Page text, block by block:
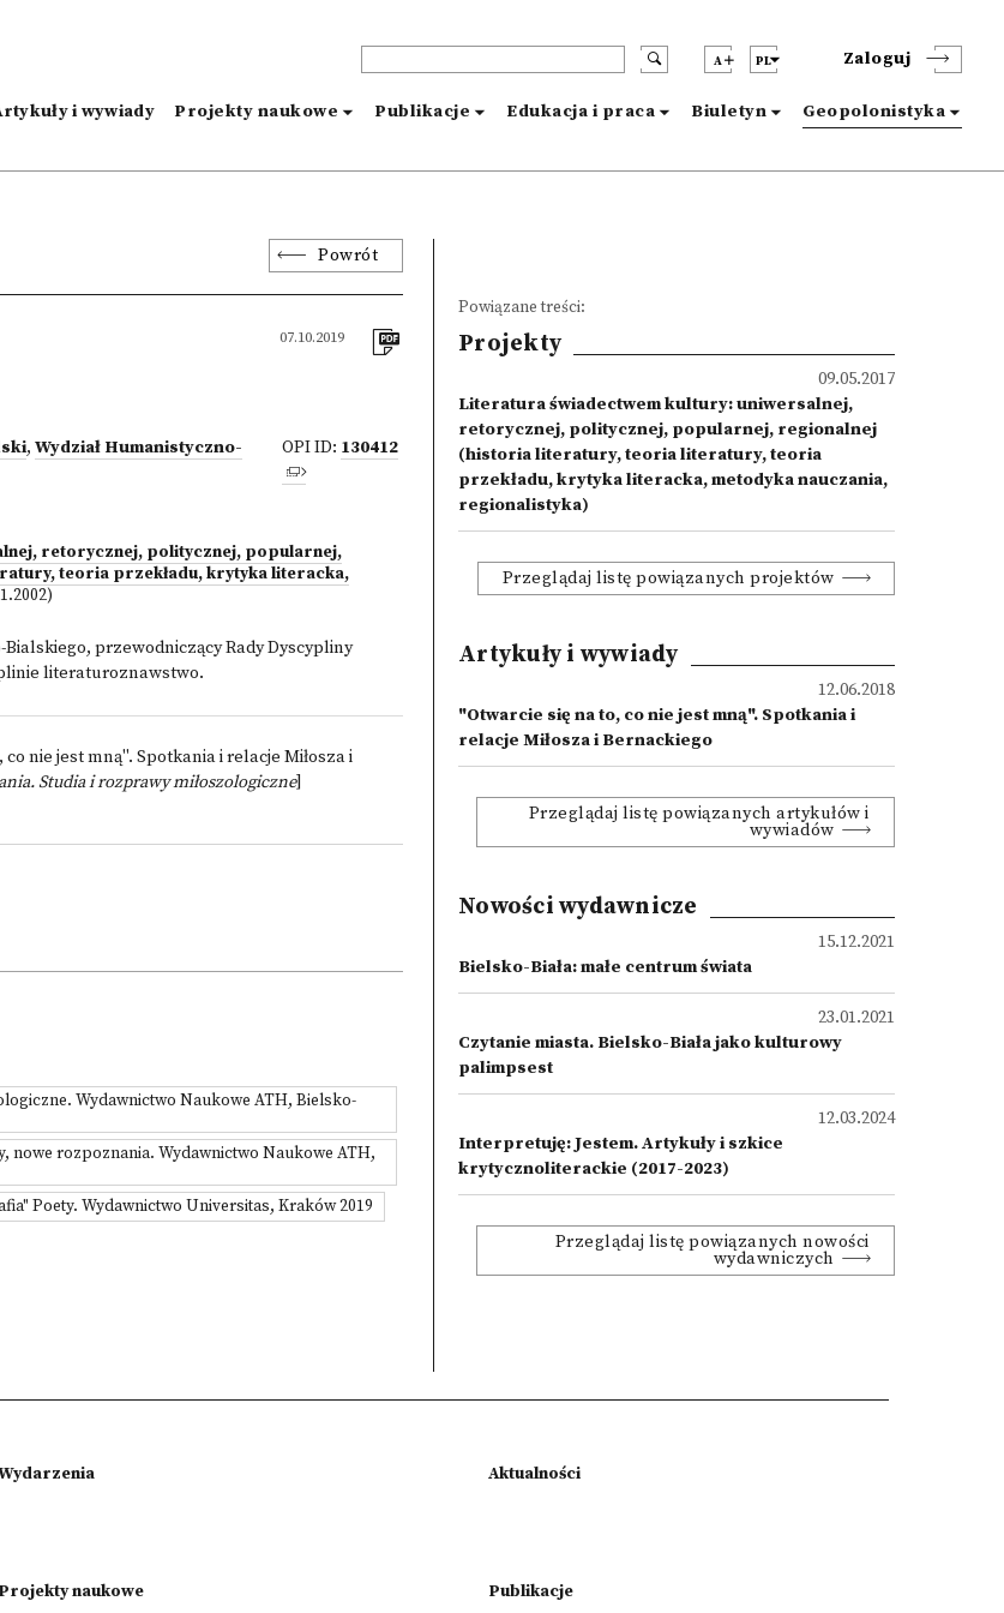
A PL Zaloguj
i wywiady Projekty naukowe Publikacje Edukacja i praca Biuletyn Geopolonistyka
Powrót
07.10.2019
, Wydział Humanistyczno-
OPI ID: 130412
retorycznej, politycznej, popularnej,
teoria przekładu, krytyka literacka,
przewodniczący Rady Dyscypliny
literaturoznawstwo.
nie jest mną". Spotkania i relacje Miłosza i
Studia i rozprawy miłoszologiczne]
Wydawnictwo Naukowe ATH, Bielsko-
nowe rozpoznania. Wydawnictwo Naukowe ATH,
Poety. Wydawnictwo Universitas, Kraków 2019
Powiązane treści:
Projekty
09.05.2017
Literatura świadectwem kultury: uniwersalnej,
retorycznej, politycznej, popularnej, regionalnej
(historia literatury, teoria literatury, teoria
przekładu, krytyka literacka, metodyka nauczania,
regionalistyka)
Przeglądaj listę powiązanych projektów
Artykuły i wywiady
12.06.2018
"Otwarcie się na to, co nie jest mną". Spotkania i
relacje Miłosza i Bernackiego
Przeglądaj listę powiązanych artykułów i
wywiadów
Nowości wydawnicze
15.12.2021
Bielsko-Biała: małe centrum świata
23.01.2021
Czytanie miasta. Bielsko-Biała jako kulturowy
palimpsest
12.03.2024
Interpretuję: Jestem. Artykuły i szkice
krytycznoliterackie (2017-2023)
Przeglądaj listę powiązanych nowości
wydawniczych
Aktualności
Projekty naukowe Publikacje